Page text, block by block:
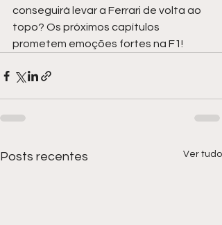
conseguirá levar a Ferrari de volta ao
topo? Os próximos capítulos
prometem emoções fortes na F1!
Posts recentes Ver tudo